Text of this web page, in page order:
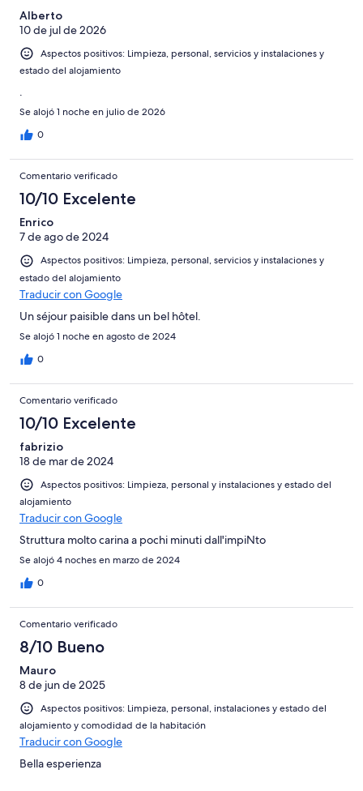
Alberto
10 de jul de 2026
Aspectos positivos: Limpieza, personal, servicios y instalaciones y
estado del alojamiento
.
Se alojó 1 noche en julio de 2026
0
Comentario verificado
10/10 Excelente
Enrico
7 de ago de 2024
Aspectos positivos: Limpieza, personal, servicios y instalaciones y
estado del alojamiento
Traducir con Google
Un séjour paisible dans un bel hôtel.
Se alojó 1 noche en agosto de 2024
0
Comentario verificado
10/10 Excelente
fabrizio
18 de mar de 2024
Aspectos positivos: Limpieza, personal y instalaciones y estado del
alojamiento
Traducir con Google
Struttura molto carina a pochi minuti dall'impiNto
Se alojó 4 noches en marzo de 2024
0
Comentario verificado
8/10 Bueno
Mauro
8 de jun de 2025
Aspectos positivos: Limpieza, personal, instalaciones y estado del
alojamiento y comodidad de la habitación
Traducir con Google
Bella esperienza